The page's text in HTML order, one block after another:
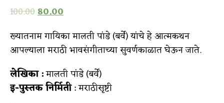
100.0080.00
ख्यातनाम गायिका मालती पांडे (बर्वे) यांचे हे आत्मकथन
आपल्याला मराठी भावसंगीताच्या सुवर्णकाळात घेऊन जाते.
लेखिका :मालती पांडे (बर्वे)
इ-पुस्तक निर्मिती: मराठीसृष्टी